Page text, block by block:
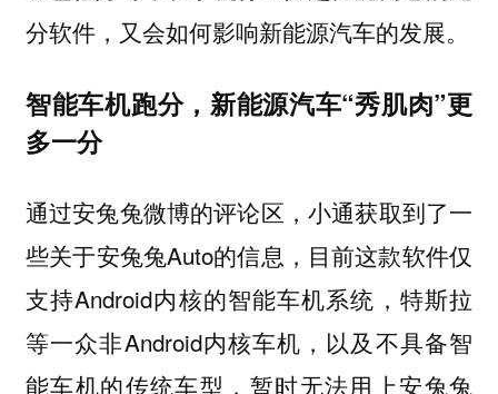
分软件，又会如何影响新能源汽车的发展。
智能车机跑分，新能源汽车“秀肌肉”更
多一分
通过安兔兔微博的评论区，小通获取到了一
些关于安兔兔Auto的信息，目前这款软件仅
支持Android内核的智能车机系统，特斯拉
等一众非Android内核车机，以及不具备智
能车机的传统车型，暂时无法用上安兔兔